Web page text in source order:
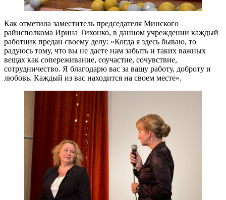
Как отметила заместитель председателя Минского
райисполкома Ирина Тихонко, в данном учреждении каждый
работник предан своему делу: «Когда я здесь бываю, то
радуюсь тому, что вы не даете нам забыть и таких важных
вещах как сопереживание, соучастие, сочувствие,
сотрудничество. Я благодарю вас за вашу работу, доброту и
любовь. Каждый из вас находится на своем месте».